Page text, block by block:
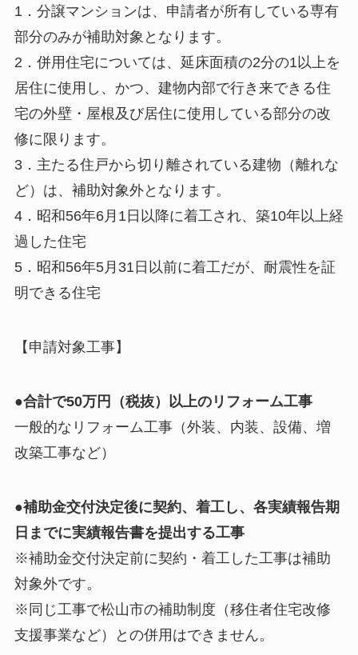
1．分譲マンションは、申請者が所有している専有
部分のみが補助対象となります。
2．併用住宅については、延床面積の2分の1以上を
居住に使用し、かつ、建物内部で行き来できる住
宅の外壁・屋根及び居住に使用している部分の改
修に限ります。
3．主たる住戸から切り離されている建物（離れな
ど）は、補助対象外となります。
4．昭和56年6月1日以降に着工され、築10年以上経
過した住宅
5．昭和56年5月31日以前に着工だが、耐震性を証
明できる住宅
【申請対象工事】
●合計で50万円（税抜）以上のリフォーム工事
一般的なリフォーム工事（外装、内装、設備、増
改築工事など）
●補助金交付決定後に契約、着工し、各実績報告期
日までに実績報告書を提出する工事
※補助金交付決定前に契約・着工した工事は補助
対象外です。
※同じ工事で松山市の補助制度（移住者住宅改修
支援事業など）との併用はできません。